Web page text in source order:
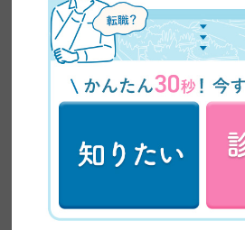
【全ママ必見】2児のシンママが
イナーに大転身した方法公開！